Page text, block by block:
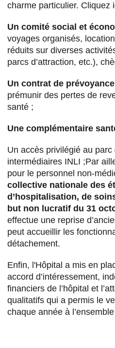
charme particulier. Cliquez
Un comité social et
voyages organisés,
réduits sur diverses
parcs d’attraction, etc.),
Un contrat de prévoyance
prémunir des pertes de
santé ;
Une complémentaire
Un accès privilégié au
intermédiaires INLI ;Par
pour le personnel non-
collective nationale des
d’hospitalisation, de
but non lucratif du 31
effectue une reprise
peut accueillir les
détachement.
Enfin, l'Hôpital a mis en
accord d’intéressement,
financiers de l’hôpital et
qualitatifs qui a permis le
chaque année à